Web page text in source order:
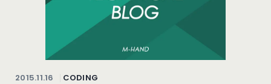
2015.11.16 CODING